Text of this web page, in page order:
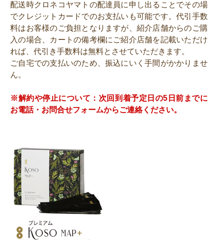
配送時クロネコヤマトの配達員に申し出ることでその場
でクレジットカードでのお支払いも可能です。代引手数
料はお客様のご負担となりますが、紹介店舗からのご購
入の場合、カートの備考欄にご紹介店舗を記載いただけ
れば、代引き手数料は無料とさせていただきます。
ご自宅での支払いのため、振込にいく手間がかかりませ
ん。
※解約や停止について：次回到着予定日の5日前までに
お電話・お問合せフォームからご連絡ください。